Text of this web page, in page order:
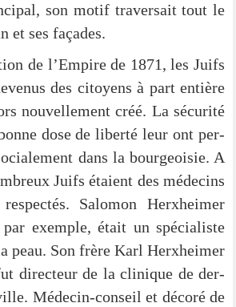
son motif tra­ver­sait tout le
et ses façades.
de l’Empire de 1871, les Juifs
des citoy­ens à part entiè­re
nou­vel­le­ment créé. La sécu­ri­té
dose de liber­té leur ont per­
dans la bour­geoi­sie. A
Juifs étai­ent des méde­cins
Salo­mon Herx­hei­mer
exemp­le, était un spé­cia­lis­te
peau. Son frè­re Karl Herx­hei­mer
direc­teur de la cli­ni­que de der­
Méde­cin-con­­seil et déco­ré de